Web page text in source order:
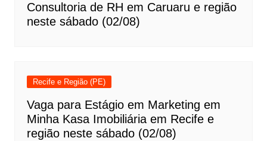
Consultoria de RH em Caruaru e região
neste sábado (02/08)
Recife e Região (PE)
Vaga para Estágio em Marketing em
Minha Kasa Imobiliária em Recife e
região neste sábado (02/08)